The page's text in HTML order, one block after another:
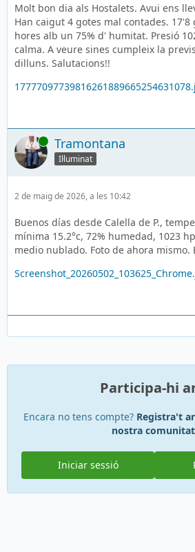
Molt bon dia als Hostalets. Avui ens
Han caigut 4 gotes mal contades. 17'8
hores alb un 75% d' humitat. Presió
calma. A veure sines cumpleix la
dilluns. Salutacions!!
En línia Tramontana
Il·luminat
2 de maig de 2026, a les 10:42
Buenos días desde Calella de P.,
mínima 15.2°c, 72% humedad, 1023
medio nublado. Foto de ahora mismo.
Participa-hi
Encara no tens compte? Registra't
nostra
Iniciar sessió